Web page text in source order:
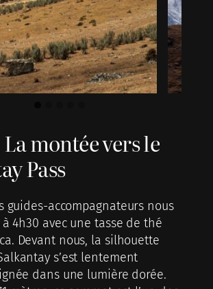
montée vers le
Pass
guides-accompagnateurs nous
4h30 avec une tasse de thé
Devant nous, la silhouette
s’est lentement
dans une lumière dorée.